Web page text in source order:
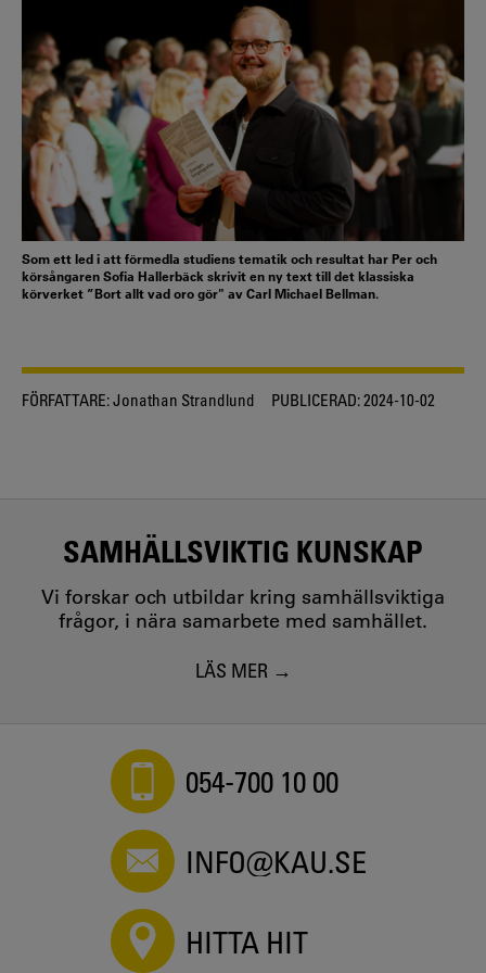
Som ett led i att förmedla studiens tematik och resultat har Per och
körsångaren Sofia Hallerbäck skrivit en ny text till det klassiska
körverket ”Bort allt vad oro gör" av Carl Michael Bellman.
FÖRFATTARE:Jonathan Strandlund PUBLICERAD:2024-10-02
SAMHÄLLSVIKTIG KUNSKAP
Vi forskar och utbildar kring samhällsviktiga
frågor, i nära samarbete med samhället.
LÄS MER
054-700 10 00
INFO@KAU.SE
HITTA HIT